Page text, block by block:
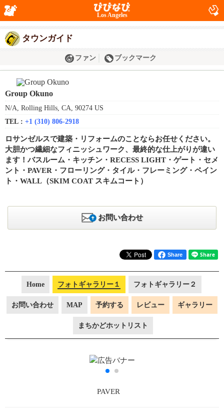
Los Angeles
タウンガイド
ファン ブックマーク
Group Okuno
N/A, Rolling Hills, CA, 90274 US
TEL : +1 (310) 806-2918
ロサンゼルスで建築・リフォームのことならお任せください。
大胆かつ繊細なフィニッシュワーク、最終的な仕上がりが違い
ます！バスルーム・キッチン・RECESS LIGHT・ゲート・セメ
ント・PAVER・フローリング・タイル・フレーミング・ペイン
ト・WALL（SKIM COAT スキムコート）
お問い合わせ
Share
Home フォトギャラリー１ フォトギャラリー２
お問い合わせ MAP 予約する レビュー ギャラリー
まちかどホットリスト
PAVER